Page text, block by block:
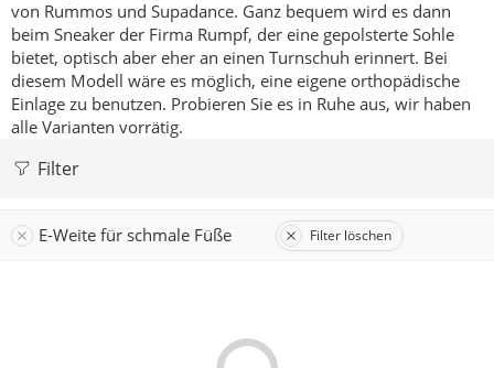
von Rummos und Supadance. Ganz bequem wird es dann
beim Sneaker der Firma Rumpf, der eine gepolsterte Sohle
bietet, optisch aber eher an einen Turnschuh erinnert. Bei
diesem Modell wäre es möglich, eine eigene orthopädische
Einlage zu benutzen. Probieren Sie es in Ruhe aus, wir haben
alle Varianten vorrätig.
Filter
E-Weite für schmale Füße Filter löschen